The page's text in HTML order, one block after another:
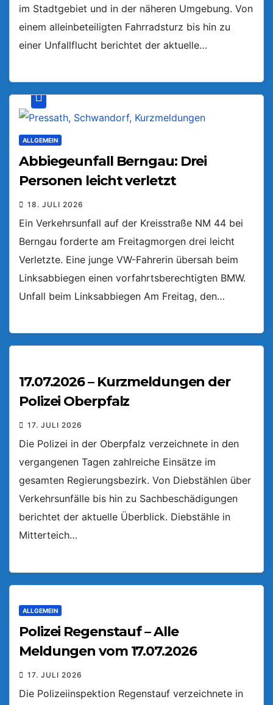
im Stadtgebiet und in der näheren Umgebung. Von
einem alleinbeteiligten Fahrradsturz bis hin zu
einer Unfallflucht berichtet der aktuelle…
ALLGEMEIN
Abbiegeunfall Berngau: Drei
Personen leicht verletzt
18. JULI 2026
Ein Verkehrsunfall auf der Kreisstraße NM 44 bei
Berngau forderte am Freitagmorgen drei leicht
Verletzte. Eine junge VW-Fahrerin übersah beim
Linksabbiegen einen vorfahrtsberechtigten BMW.
Unfall beim Linksabbiegen Am Freitag, den…
17.07.2026 – Kurzmeldungen der
Polizei Oberpfalz
17. JULI 2026
Die Polizei in der Oberpfalz verzeichnete in den
vergangenen Tagen zahlreiche Einsätze im
gesamten Regierungsbezirk. Von Diebstählen über
Verkehrsunfälle bis hin zu Sachbeschädigungen
berichtet der aktuelle Überblick. Diebstähle in
Mitterteich…
ALLGEMEIN
Polizei Regenstauf – Alle
Meldungen vom 17.07.2026
17. JULI 2026
Die Polizeiinspektion Regenstauf verzeichnete in